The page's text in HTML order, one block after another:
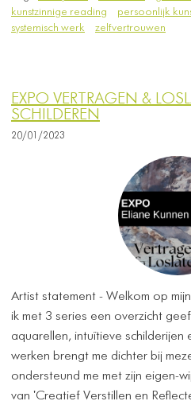
kunstzinnige reading
persoonlijk
systemisch werk
zelfvertrouwen
EXPO VERTRAGEN &
SCHILDEREN
20/01/2023
Artist statement - Welkom op
ik met 3 series een overzicht
aquarellen, intuïtieve schilderijen
werken brengt me dichter bij
ondersteund me met zijn eigen-
van 'Creatief Verstillen en